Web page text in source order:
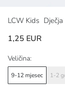
LCW Kids
1,25 EUR
Veličina:
9-12 mjesec 1-2